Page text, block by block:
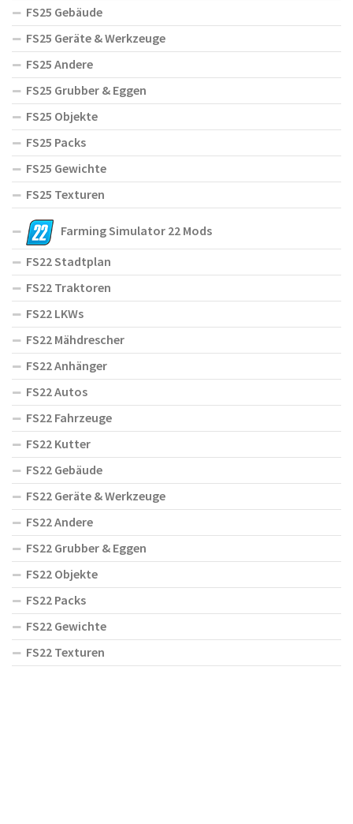
FS25 Gebäude
FS25 Geräte & Werkzeuge
FS25 Andere
FS25 Grubber & Eggen
FS25 Objekte
FS25 Packs
FS25 Gewichte
FS25 Texturen
Farming Simulator 22 Mods
FS22 Stadtplan
FS22 Traktoren
FS22 LKWs
FS22 Mähdrescher
FS22 Anhänger
FS22 Autos
FS22 Fahrzeuge
FS22 Kutter
FS22 Gebäude
FS22 Geräte & Werkzeuge
FS22 Andere
FS22 Grubber & Eggen
FS22 Objekte
FS22 Packs
FS22 Gewichte
FS22 Texturen